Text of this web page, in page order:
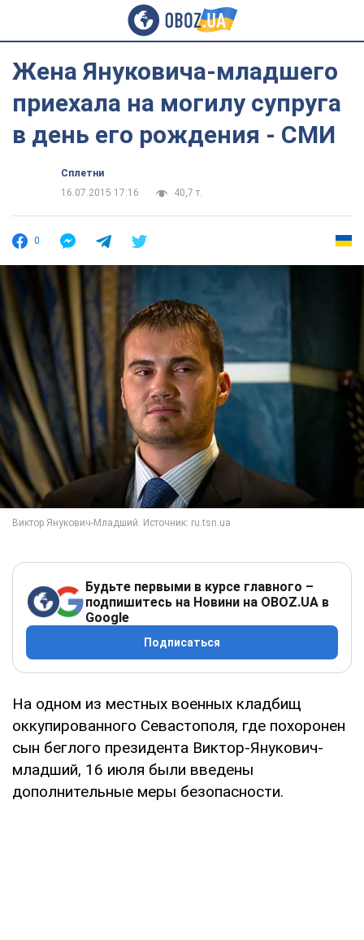
Жена Януковича-младшего
приехала на могилу супруга
в день его рождения - СМИ
Сплетни
16.07.2015 17:16
40,7 т.
0
Будьте первыми в курсе главного –
подпишитесь на Новини на OBOZ.UA в
Google
Подписаться
На одном из местных военных кладбищ
оккупированного Севастополя, где похоронен
сын беглого президента Виктор-Янукович-
младший, 16 июля были введены
дополнительные меры безопасности.